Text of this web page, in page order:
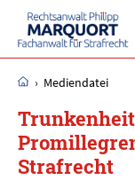
› Mediendatei
Strafrecht